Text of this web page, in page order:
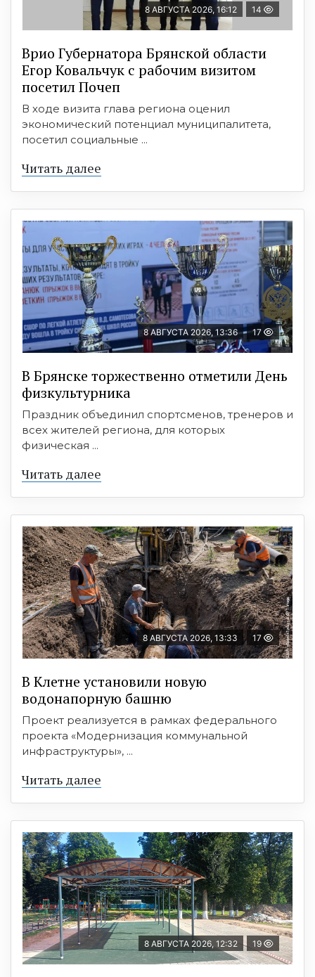
8 АВГУСТА 2026, 16:12 14
Врио Губернатора Брянской области
Егор Ковальчук с рабочим визитом
посетил Почеп
В ходе визита глава региона оценил
экономический потенциал муниципалитета,
посетил социальные ...
Читать далее
8 АВГУСТА 2026, 13:36 17
В Брянске торжественно отметили День
физкультурника
Праздник объединил спортсменов, тренеров и
всех жителей региона, для которых
физическая ...
Читать далее
8 АВГУСТА 2026, 13:33 17
В Клетне установили новую
водонапорную башню
Проект реализуется в рамках федерального
проекта «Модернизация коммунальной
инфраструктуры», ...
Читать далее
8 АВГУСТА 2026, 12:32 19